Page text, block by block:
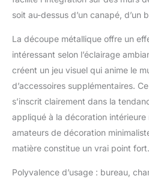
soit au-dessus d’un canapé, d’un
La découpe métallique offre un
intéressant selon l’éclairage
créent un jeu visuel qui anime le
d’accessoires supplémentaires.
s’inscrit clairement dans la
appliqué à la décoration intérieure
amateurs de décoration
matière constitue un vrai point fort.
Polyvalence d’usage : bureau,